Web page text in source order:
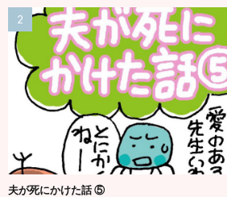
夫が死にかけた話 ⑤